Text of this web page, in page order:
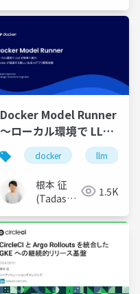
claude cursor
Docker Model Runner
〜ローカル環境で LLM
を簡単に実行、Docker
が提案する新しい生成
AIアプリ開発体験〜
docker llm
根本 征
(Tadashi
1.5K